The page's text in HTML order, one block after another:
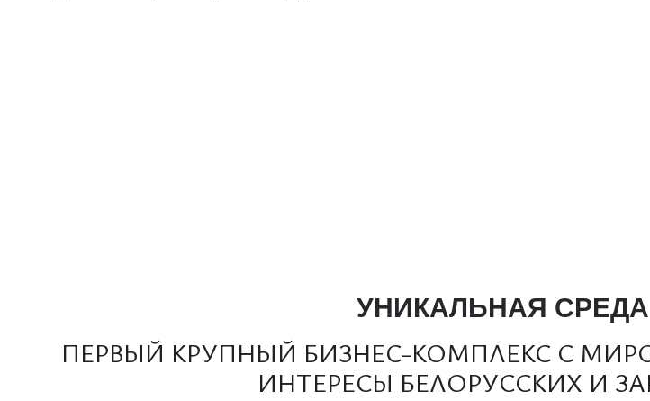
УНИКАЛЬНАЯ
ПЕРВЫЙ КРУПНЫЙ БИЗНЕС-КОМПЛЕКС С
ИНТЕРЕСЫ БЕЛОРУССКИХ И